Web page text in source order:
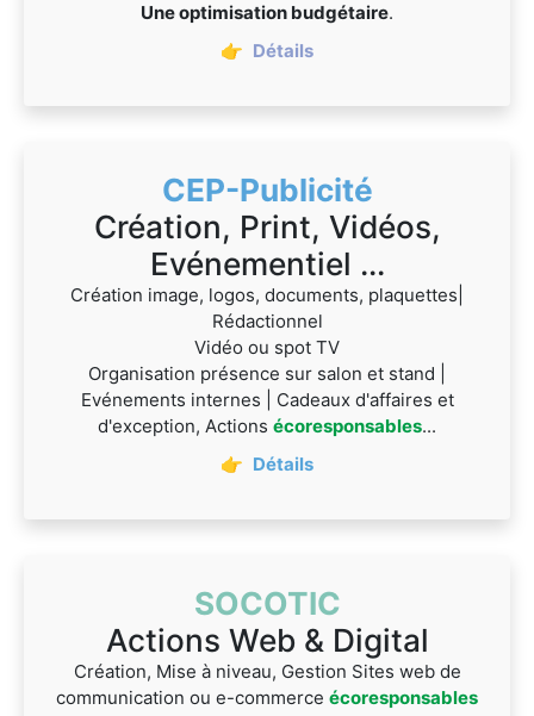
Une optimisation budgétaire.
👉 Détails
CEP-Publicité
Création, Print, Vidéos,
Evénementiel ...
Création image, logos, documents, plaquettes|
Rédactionnel
Vidéo ou spot TV
Organisation présence sur salon et stand |
Evénements internes | Cadeaux d'affaires et
d'exception, Actions écoresponsables...
👉 Détails
SOCOTIC
Actions Web & Digital
Création, Mise à niveau, Gestion Sites web de
communication ou e-commerce écoresponsables